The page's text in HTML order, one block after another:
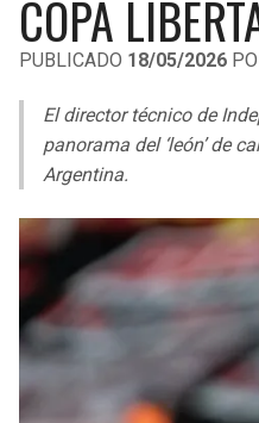
LIGA DE EXPANSIÓN MX
LEAGUES CUP
UEFA EUROPA LEAGUE
UEFA CONFERENCE LEAGUE
MLS
COPA LIBERTADORES
COPA SUDAMERICANA
LIGA BETPLAY
RAIDERS
CHARGERS
RAVENS
BENGALS
BROWNS
CAVALIERS
PISTONS
PACERS
BUCKS
HAWKS
COPA
PUBLICADO 18/05/2026
El director técnico de
panorama del ‘león’ de
Argentina.